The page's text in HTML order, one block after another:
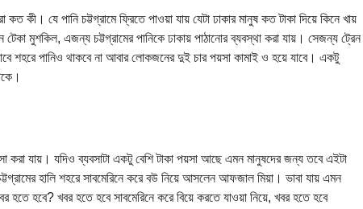
কী। যে পানি চট্টগ্রামে ফ্রিতে পাওয়া যায় যেটা ঢাকার মানুষ কত টাকা দিয়ে কিনে খায়
মুশকিল, এজন্য চট্টগ্রামের পানিকে ঢাকায় পাঠানোর ব্যবস্থা করা যায়। সেজন্য ট্রেন
শহরে পানিও থাকবে না আবার লোকজনের দুই চার পয়সা কামাই ও হয়ে যাবে। একটু
করা যায়। যদিও ব্যবসাটা একটু বেশি টাকা পয়সা আছে এমন মানুষদের জন্য তবে এইটা
হালি শহরে সাবমেরিনে করে বউ নিয়ে আসলেন আফজাল মিয়া। ভাবা যায় এমন
হবে? খবর হতে হবে সাবমেরিনে করে বিয়ে করতে যাওয়া নিয়ে, খবর হতে হবে